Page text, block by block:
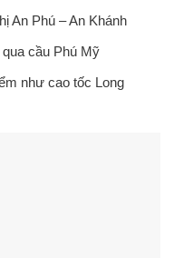
An Phú – An Khánh
cầu Phú Mỹ
như cao tốc Long